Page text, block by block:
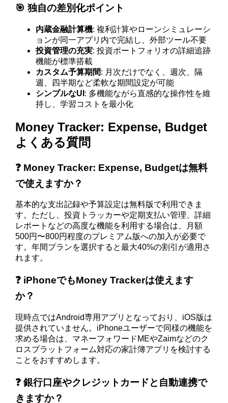
🎯 独自の差別化ポイント
内蔵金融計算機: 複利計算やローンシミュレーシ
ョンが同一アプリ内で完結し、外部ツール不要
投資管理の充実: 投資ポートフォリオの詳細追跡
機能が標準搭載
カスタム予算期間: 月次だけでなく、週次、隔
週、四半期など柔軟な期間設定が可能
シンプルなUI : 多機能ながら直感的な操作性を維
持し、学習コストを最小化
Money Tracker: Expense, Budget
よくある質問
❓ Money Tracker: Expense, Budgetは無料
で使えますか？
基本的な支出記録や予算設定は無料版で利用できま
す。ただし、投資トラッカーや定期支払い管理、詳細
レポートなどの高度な機能を利用する場合は、月額
500円〜800円程度のプレミアム版への加入が必要で
す。年間プランを選択すると最大40%の割引が適用さ
れます。
❓ iPhoneでもMoney Trackerは使えます
か？
現時点ではAndroid専用アプリとなっており、iOS版は
提供されていません。iPhoneユーザーで同様の機能を
求める場合は、マネーフォワードMEやZaimなどのク
ロスプラットフォーム対応の家計簿アプリを検討する
ことをおすすめします。
❓ 銀行口座やクレジットカードと自動連携で
きますか？